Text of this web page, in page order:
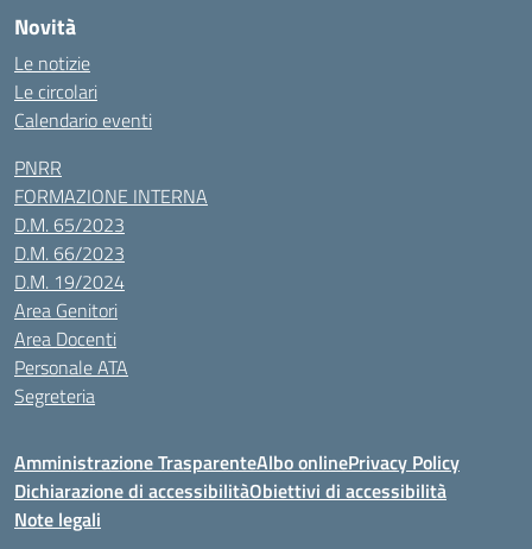
Novità
Le notizie
Le circolari
Calendario eventi
PNRR
FORMAZIONE INTERNA
D.M. 65/2023
D.M. 66/2023
D.M. 19/2024
Area Genitori
Area Docenti
Personale ATA
Segreteria
Amministrazione TrasparenteAlbo onlinePrivacy Policy
Dichiarazione di accessibilitàObiettivi di accessibilità
Note legali